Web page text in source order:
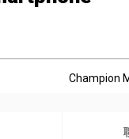
Champion